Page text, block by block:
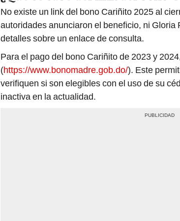
No existe un link del bono Cariñito 2025 al
autoridades anunciaron el beneficio, ni Gloria
detalles sobre un enlace de consulta.
Para el pago del bono Cariñito de 2023 y
(https://www.bonomadre.gob.do/). Este
verifiquen si son elegibles con el uso de su
inactiva en la actualidad.